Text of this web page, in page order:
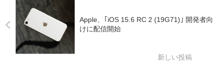
Apple、｢iOS 15.6 RC 2 (19G71)｣ 開発者向
けに配信開始